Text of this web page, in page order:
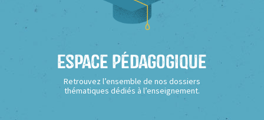
Espace Pédagogique
Retrouvez l’ensemble de nos dossiers
thématiques dédiés à l’enseignement.